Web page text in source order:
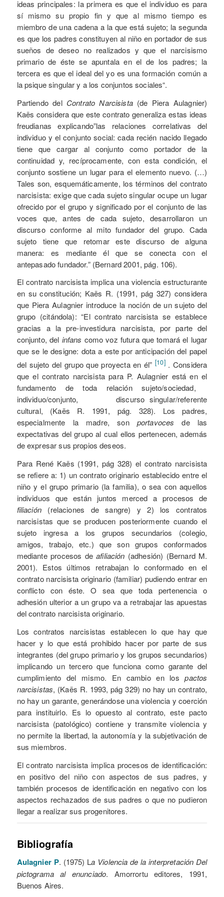
ideas principales: la primera es que el individuo es para
sí mismo su propio fin y que al mismo tiempo es
miembro de una cadena a la que está sujeto; la segunda
es que los padres constituyen al niño en portador de sus
sueños de deseo no realizados y que el narcisismo
primario de éste se apuntala en el de los padres; la
tercera es que el ideal del yo es una formación común a
la psique singular y a los conjuntos sociales“.
Partiendo del Contrato Narcisista(de Piera Aulagnier)
Kaës considera que este contrato generaliza estas ideas
freudianas explicando”las relaciones correlativas del
individuo y el conjunto social: cada recién nacido llegado
tiene que cargar al conjunto como portador de la
continuidad y, recíprocamente, con esta condición, el
conjunto sostiene un lugar para el elemento nuevo. (…)
Tales son, esquemáticamente, los términos del contrato
narcisista: exige que cada sujeto singular ocupe un lugar
ofrecido por el grupo y significado por el conjunto de las
voces que, antes de cada sujeto, desarrollaron un
discurso conforme al mito fundador del grupo. Cada
sujeto tiene que retomar este discurso de alguna
manera: es mediante él que se conecta con el
antepasado fundador.” (Bernard 2001, pág. 106).
El contrato narcisista implica una violencia estructurante
en su constitución; Kaës R. (1991, pág 327) considera
que Piera Aulagnier introduce la noción de un sujeto del
grupo (citándola): “El contrato narcisista se establece
gracias a la pre-investidura narcisista, por parte del
conjunto, del infans como voz futura que tomará el lugar
que se le designe: dota a este por anticipación del papel
del sujeto del grupo que proyecta en él”[10]. Considera
que el contrato narcisista para P. Aulagnier está en el
fundamento de toda relación sujeto/sociedad,
individuo/conjunto, discurso singular/referente
cultural, (Kaës R. 1991, pág. 328). Los padres,
especialmente la madre, son portavocesde las
expectativas del grupo al cual ellos pertenecen, además
de expresar sus propios deseos.
Para René Kaës (1991, pág 328) el contrato narcisista
se refiere a: 1) un contrato originario establecido entre el
niño y el grupo primario (la familia), o sea con aquellos
individuos que están juntos merced a procesos de
filiación(relaciones de sangre) y 2) los contratos
narcisistas que se producen posteriormente cuando el
sujeto ingresa a los grupos secundarios (colegio,
amigos, trabajo, etc.) que son grupos conformados
mediante procesos deafiliación (adhesión) (Bernard M.
2001). Estos últimos retrabajan lo conformado en el
contrato narcisista originario (familiar) pudiendo entrar en
conflicto con éste. O sea que toda pertenencia o
adhesión ulterior a un grupo va a retrabajar las apuestas
del contrato narcisista originario.
Los contratos narcisistas establecen lo que hay que
hacer y lo que está prohibido hacer por parte de sus
integrantes (del grupo primario y los grupos secundarios)
implicando un tercero que funciona como garante del
cumplimiento del mismo. En cambio en lospactos
narcisistas, (Kaës R. 1993, pág 329) no hay un contrato,
no hay un garante, generándose una violencia y coerción
para instituirlo. Es lo opuesto al contrato, este pacto
narcisista (patológico) contiene y transmite violencia y
no permite la libertad, la autonomía y la subjetivación de
sus miembros.
El contrato narcisista implica procesos de identificación:
en positivo del niño con aspectos de sus padres, y
también procesos de identificación en negativo con los
aspectos rechazados de sus padres o que no pudieron
llegar a realizar sus progenitores.
Bibliografía
Aulagnier P. (1975) La Violencia de la interpretación Del
pictograma al enunciado. Amorrortu editores, 1991,
Buenos Aires.